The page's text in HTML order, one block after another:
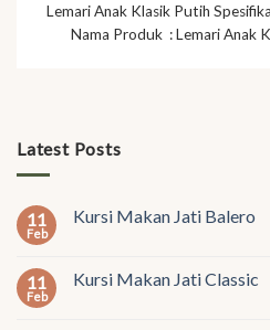
Latest Posts
11
Feb
Kursi Makan Jati Balero
11
Feb
Kursi Makan Jati Classic
Lemari Anak Klasik Putih
Nama Produk : Lemari Anak